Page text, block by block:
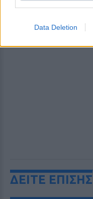
Data Deletion
ΔΕΙΤΕ ΕΠΙΣΗΣ